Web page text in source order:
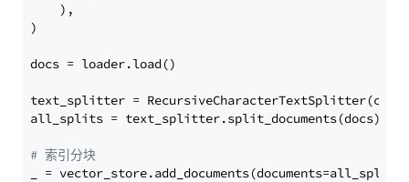
    ),
)
docs = loader.load()
text_splitter =
all_splits = text_splitter.split_documents(docs)
# 索引分块
_ = vector_store.add_documents(documents=all_splits)